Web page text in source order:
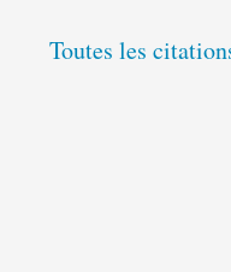
Toutes les